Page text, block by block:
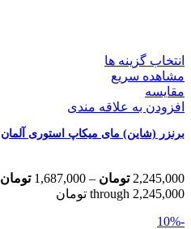
انتخاب گزینه ها
مشاهده سریع
مقایسه
افزودن به علاقه مندی
برنزر (شاین) مای میکاپ استوری آلمان
2,245,000 تومان –
1,687,000 تومان
through 2,245,000 تومان
-10%